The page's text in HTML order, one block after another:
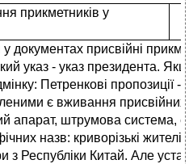
прикметників у
документах присвійні
указ - указ президента.
Петренкові
є вживання присвійних
апарат, штрумова система,
назв: криворізькі
з Республіки Китай. Але